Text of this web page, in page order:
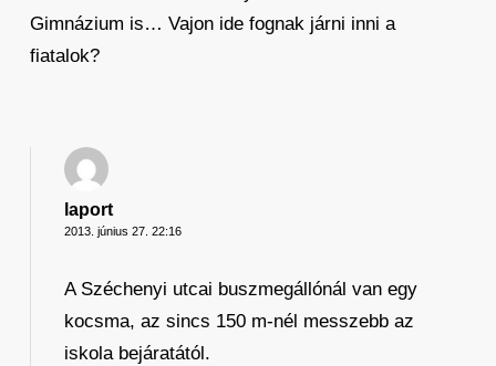
Gimnázium is… Vajon ide fognak járni inni a
fiatalok?
laport
2013. június 27. 22:16
A Széchenyi utcai buszmegállónál van egy
kocsma, az sincs 150 m-nél messzebb az
iskola bejáratától.